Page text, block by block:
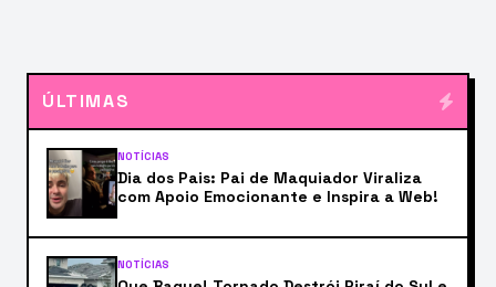
ÚLTIMAS
NOTÍCIAS
Dia dos Pais: Pai de Maquiador Viraliza
com Apoio Emocionante e Inspira a Web!
NOTÍCIAS